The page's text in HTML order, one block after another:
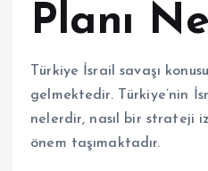
Planı
Türkiye İsrail savaşı
gelmektedir. Türkiye’nin
nelerdir, nasıl bir strateji
önem taşımaktadır.